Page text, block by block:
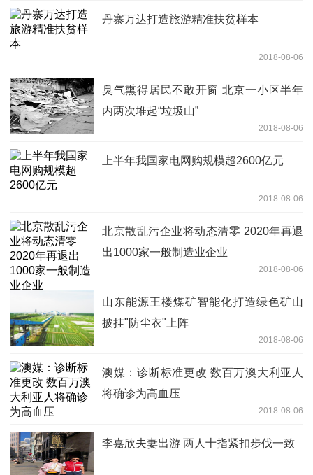
丹寨万达打造旅游精准扶贫样本
2018-08-06
臭气熏得居民不敢开窗 北京一小区半年
内两次堆起“垃圾山”
2018-08-06
上半年我国家电网购规模超2600亿元
2018-08-06
北京散乱污企业将动态清零 2020年再退
出1000家一般制造业企业
2018-08-06
山东能源王楼煤矿智能化打造绿色矿山
披挂"防尘衣"上阵
2018-08-06
澳媒：诊断标准更改 数百万澳大利亚人
将确诊为高血压
2018-08-06
李嘉欣夫妻出游 两人十指紧扣步伐一致